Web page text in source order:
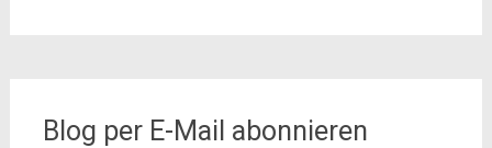
Blog per E-Mail abonnieren